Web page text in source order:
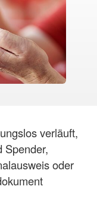
verläuft,
Spender,
oder